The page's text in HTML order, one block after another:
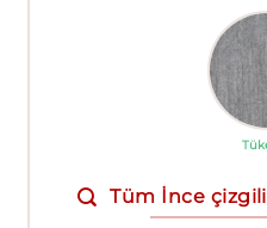
Tüm İnce